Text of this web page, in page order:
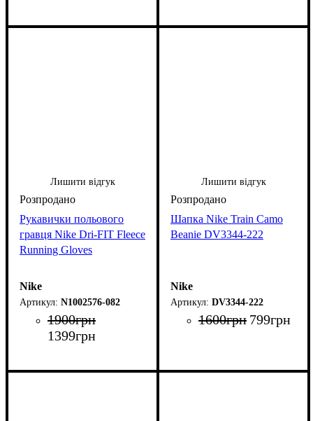
Лишити відгук
Рукавички польового
гравця Nike Dri-FIT Fleece
Running Gloves
Nike
N1002576-082
1900грн
1399грн
Лишити відгук
Шапка Nike Train Camo
Beanie DV3344-222
Nike
DV3344-222
1600грн 799грн